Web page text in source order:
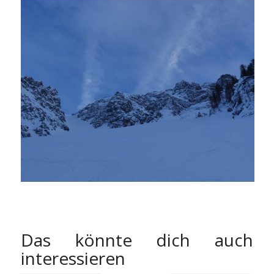
Das könnte dich auch
interessieren